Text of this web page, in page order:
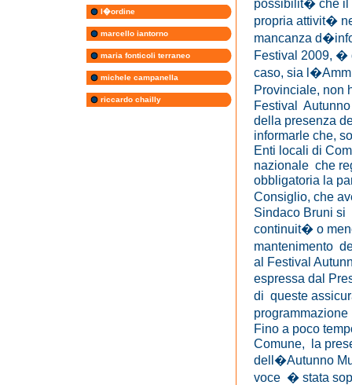
l�ordine
marcello iantorno
maria fonticoli terraneo
michele campanella
riccardo chailly
possibilit� che il
propria attivit�
mancanza
Festival 2009, �
caso, sia
Provinciale, non
Festival
della presenza
informarle che,
Enti locali di
nazionale che
obbligatoria la
Consiglio, che
Sindaco Bruni si
continuit� o
mantenimento
al Festival
espressa dal
di queste
Fino a poco
Comune, la
dell�Autunno
voce � stata